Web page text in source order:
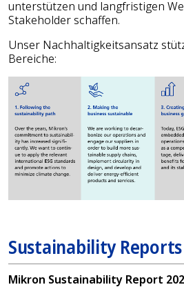
unterstützen und langfristigen
Stakeholder schaffen.
Unser Nachhaltigkeitsansatz
Bereiche:
Sustainability Reports
Mikron Sustainability Report